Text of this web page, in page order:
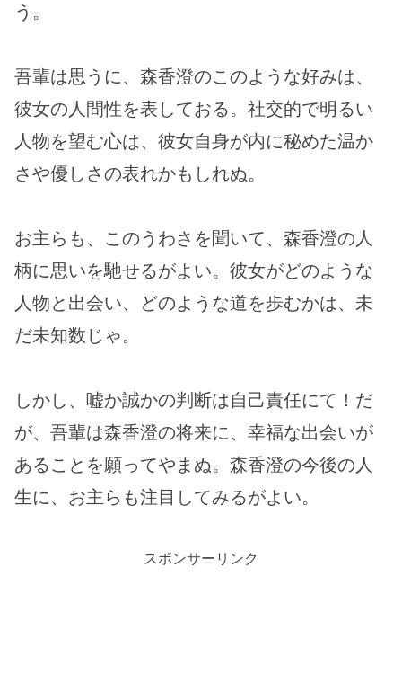
う。
吾輩は思うに、森香澄のこのような好みは、
彼女の人間性を表しておる。社交的で明るい
人物を望む心は、彼女自身が内に秘めた温か
さや優しさの表れかもしれぬ。
お主らも、このうわさを聞いて、森香澄の人
柄に思いを馳せるがよい。彼女がどのような
人物と出会い、どのような道を歩むかは、未
だ未知数じゃ。
しかし、嘘か誠かの判断は自己責任にて！だ
が、吾輩は森香澄の将来に、幸福な出会いが
あることを願ってやまぬ。森香澄の今後の人
生に、お主らも注目してみるがよい。
スポンサーリンク